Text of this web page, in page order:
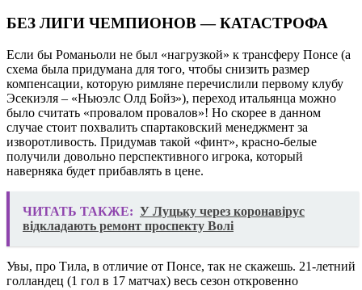
БЕЗ ЛИГИ ЧЕМПИОНОВ — КАТАСТРОФА
Если бы Романьоли не был «нагрузкой» к трансферу Понсе (а
схема была придумана для того, чтобы снизить размер
компенсации, которую римляне перечислили первому клубу
Эсекиэля – «Ньюэлс Олд Бойз»), переход итальянца можно
было считать «провалом провалов»! Но скорее в данном
случае стоит похвалить спартаковский менеджмент за
изворотливость. Придумав такой «финт», красно-белые
получили довольно перспективного игрока, который
наверняка будет прибавлять в цене.
ЧИТАТЬ ТАКЖЕ: У Луцьку через коронавірус
відкладають ремонт проспекту Волі
Увы, про Тила, в отличие от Понсе, так не скажешь. 21-летний
голландец (1 гол в 17 матчах) весь сезон откровенно